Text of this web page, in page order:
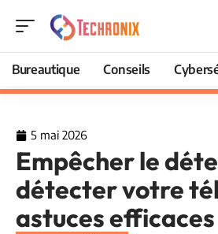
Bureautique Conseils
5 mai 2026
Empêcher le
détecter votre
astuces